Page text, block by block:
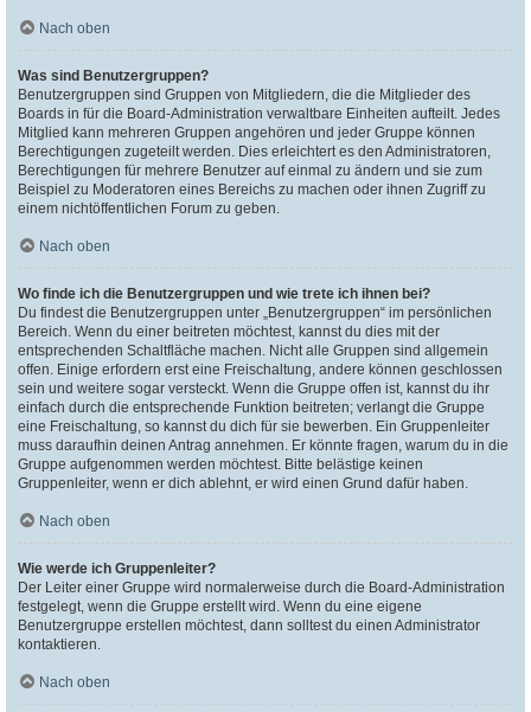
Nach oben
Was sind Benutzergruppen?
Benutzergruppen sind Gruppen von Mitgliedern, die die Mitglieder des
Boards in für die Board-Administration verwaltbare Einheiten aufteilt. Jedes
Mitglied kann mehreren Gruppen angehören und jeder Gruppe können
Berechtigungen zugeteilt werden. Dies erleichtert es den Administratoren,
Berechtigungen für mehrere Benutzer auf einmal zu ändern und sie zum
Beispiel zu Moderatoren eines Bereichs zu machen oder ihnen Zugriff zu
einem nichtöffentlichen Forum zu geben.
Nach oben
Wo finde ich die Benutzergruppen und wie trete ich ihnen bei?
Du findest die Benutzergruppen unter „Benutzergruppen“ im persönlichen
Bereich. Wenn du einer beitreten möchtest, kannst du dies mit der
entsprechenden Schaltfläche machen. Nicht alle Gruppen sind allgemein
offen. Einige erfordern erst eine Freischaltung, andere können geschlossen
sein und weitere sogar versteckt. Wenn die Gruppe offen ist, kannst du ihr
einfach durch die entsprechende Funktion beitreten; verlangt die Gruppe
eine Freischaltung, so kannst du dich für sie bewerben. Ein Gruppenleiter
muss daraufhin deinen Antrag annehmen. Er könnte fragen, warum du in die
Gruppe aufgenommen werden möchtest. Bitte belästige keinen
Gruppenleiter, wenn er dich ablehnt, er wird einen Grund dafür haben.
Nach oben
Wie werde ich Gruppenleiter?
Der Leiter einer Gruppe wird normalerweise durch die Board-Administration
festgelegt, wenn die Gruppe erstellt wird. Wenn du eine eigene
Benutzergruppe erstellen möchtest, dann solltest du einen Administrator
kontaktieren.
Nach oben